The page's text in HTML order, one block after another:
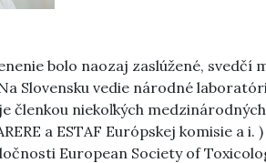
bolo naozaj zaslúžené,
Slovensku vedie národné
členkou niekoľkých
a ESTAF Európskej komisie a
European Society of